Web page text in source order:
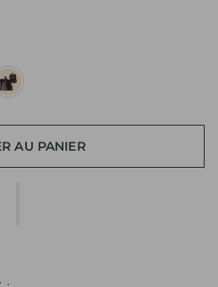
AU PANIER